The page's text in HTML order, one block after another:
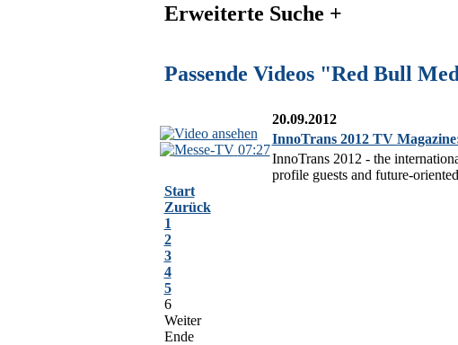
Erweiterte Suche +
Passende Videos "Red Bull
07:27
20.09.2012
InnoTrans 2012 TV
InnoTrans 2012 - the
profile guests and future-
Start
Zurück
1
2
3
4
5
6
Weiter
Ende